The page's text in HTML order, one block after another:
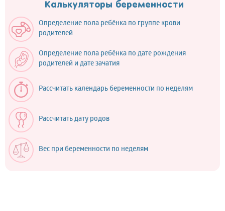
Калькуляторы беременности
Определение пола ребёнка по группе крови
родителей
Определение пола ребёнка по дате рождения
родителей и дате зачатия
Рассчитать календарь беременности по неделям
Рассчитать дату родов
Вес при беременности по неделям